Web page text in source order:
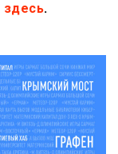
здесь.